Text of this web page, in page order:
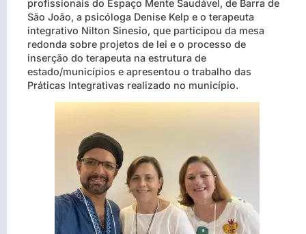
profissionais do Espaço Mente Saudável, de Barra de
São João, a psicóloga Denise Kelp e o terapeuta
integrativo Nilton Sinesio, que participou da mesa
redonda sobre projetos de lei e o processo de
inserção do terapeuta na estrutura de
estado/municípios e apresentou o trabalho das
Práticas Integrativas realizado no município.